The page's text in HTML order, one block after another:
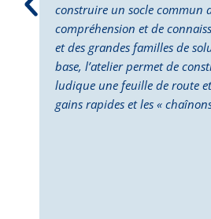
construire un socle commun
compréhension et de
et des grandes familles de
base, l’atelier permet de
ludique une feuille de route
gains rapides et les «